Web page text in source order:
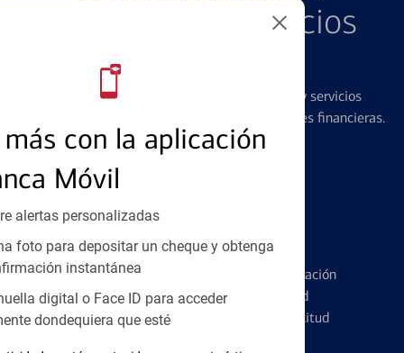
con la aplicación
Móvil
alertas personalizadas
foto para depositar un cheque y obtenga
instantánea
digital o Face ID para acceder
dondequiera que esté
Productos y Servicios
Destacados
Ofrecemos una amplia gama de productos y servicios
diseñados para ayudar con todas sus necesidades financieras.
Tarjetas de Crédito
Conozca los pormenores de la administración
de tarjetas de crédito y la identidad
financiera antes de presentar una solicitud